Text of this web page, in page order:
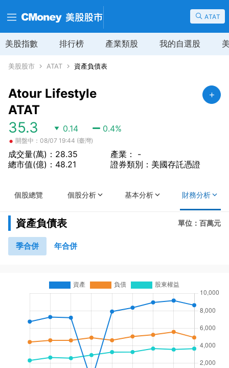
ATAT
美股指數 排行榜 產業類股 我的自選股
美股股市 ATAT 資產負債表
Atour Lifestyle
ATAT
35.3 0.14 0.4%
• 開盤中：08/07 19:44 (臺灣)
成交量(萬)：28.35
總市值(億)：48.21
產業： -
證券類別：美國存託憑證
個股總覽 個股分析 基本分析 財務分析
資產負債表 單位：百萬元
季合併 年合併